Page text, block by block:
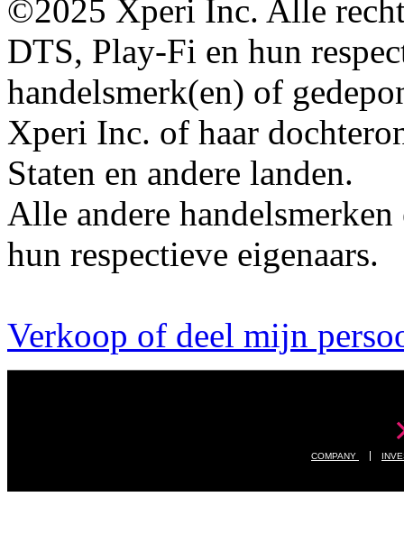
©2025 Xperi Inc. Alle
DTS, Play-Fi en hun
handelsmerk(en) of
Xperi Inc. of haar
Staten en andere landen.
Alle andere
hun respectieve eigenaars.
Verkoop of deel mijn
COMPANY